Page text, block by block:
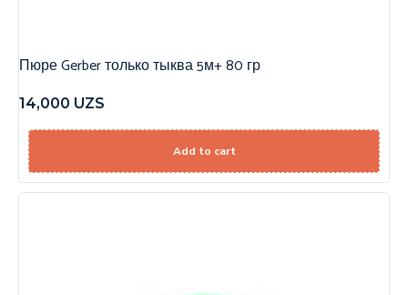
Пюре Gerber только тыква 5м+ 80 гр
14,000 UZS
Add to cart